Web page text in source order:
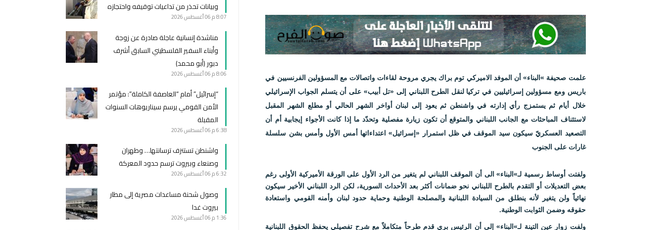
علمت صحيفة »البناء» أن الموفد الاميركي توم براك يجري مروحة لقاءات واتصالات مع المسؤولين الفرنسيين في
باريس ومع مسؤولين إسرائيليين في تركيا لنقل الطرح اللبناني إلى «تل أبيب» على أن يتسلم الجواب الإسرائيلي
خلال أيام ثم يستمزج رأي إدارته في واشنطن ثم يعود إلى لبنان أواخر الشهر الحالي أو مطلع الشهر المقبل
لاستئناف المباحثات مع الجانب اللبناني والمتوقع أن تكون زيارة مفصلية وتحدّد ما إذا كانت الأجواء إيجابية أم أن
التصعيد العسكريّ سيكون سيد الموقف في ظل استمرار «إسرائيل» اعتداءاتها أمس الأول وأمس بشن سلسلة
غارات على الجنوب
ولفتت أوساط رسمية لـ»البناء» الى أن الموقف اللبناني لم يتغير من الرد الأول على الورقة الأميركية الأولى رغم
بعض التعديلات أو التقدم بالطرح اللبناني نحو ضمانات أكثر بعد الأحداث السورية، لكن الرد اللبناني الأخير سيكون
نهائياً ولن يتغير لأنه ينطلق من السيادة اللبنانية والمصلحة الوطنية وحماية حدود لبنان وأمنه القومي واستعادة
حقوقه وضمن الثوابت الوطنية.
ولفت زوار عين التينة لـ»البناء» إلى أن الرئيس بري قدم طرحاً متكاملاً مع شرح تفصيلي يحفظ الحقوق اللبنانية
وبيانات تحذر من تداعيات توقيفه واحتجازه
8:07 م 06 أغسطس 2026
مناشدة إنسانية عاجلة صادرة عن زوجة
وأبناء السفير الفلسطيني السابق أشرف
دبور (أبو محمد)
8:06 م 06 أغسطس 2026
“إسرائيل” أمام “العاصفة الكاملة”: مؤتمر
الأمن القومي يرسم سيناريوهات السنوات
المقبلة
6:38 م 06 أغسطس 2026
واشنطن تستنزف ترسانتها… وطهران
وصنعاء وبيروت ترسم حدود المعركة
6:32 م 06 أغسطس 2026
وصول شحنة مساعدات مصرية إلى مطار
بيروت غدا
1:36 م 06 أغسطس 2026